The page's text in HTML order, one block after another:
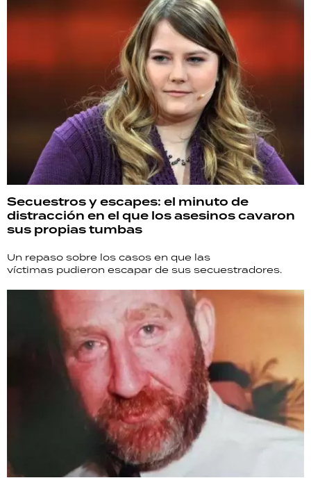
Secuestros y escapes: el minuto de
distracción en el que los asesinos cavaron
sus propias tumbas
Un repaso sobre los casos en que las
víctimas pudieron escapar de sus secuestradores.